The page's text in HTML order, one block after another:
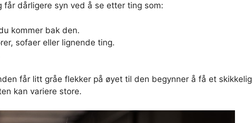
får dårligere syn ved å se etter ting som:
kommer bak den.
sofaer eller lignende ting.
får litt gråe flekker på øyet til den begynner å få et skikkelig
kan variere store.